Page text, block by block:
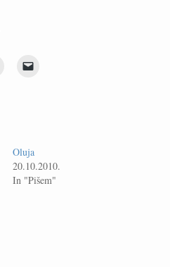
Oluja
20.10.2010.
In "Pišem"